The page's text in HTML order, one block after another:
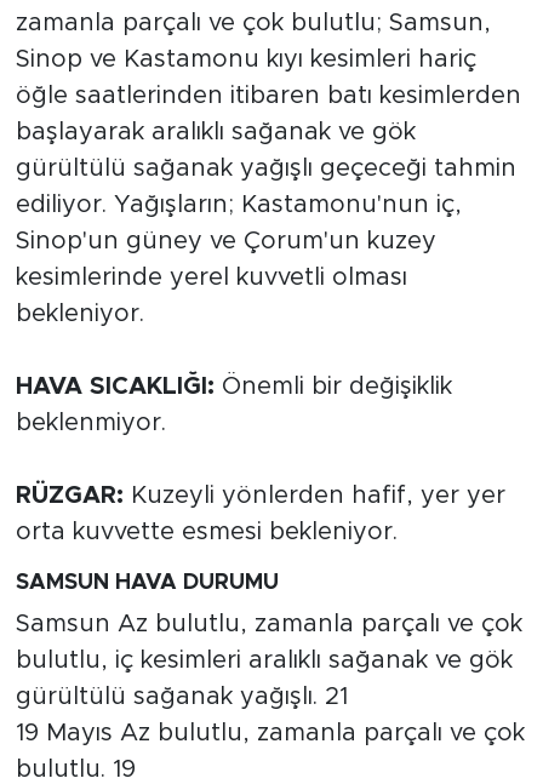
zamanla parçalı ve çok bulutlu; Samsun,
Sinop ve Kastamonu kıyı kesimleri hariç
öğle saatlerinden itibaren batı kesimlerden
başlayarak aralıklı sağanak ve gök
gürültülü sağanak yağışlı geçeceği tahmin
ediliyor. Yağışların; Kastamonu'nun iç,
Sinop'un güney ve Çorum'un kuzey
kesimlerinde yerel kuvvetli olması
bekleniyor.
HAVA SICAKLIĞI: Önemli bir değişiklik
beklenmiyor.
RÜZGAR: Kuzeyli yönlerden hafif, yer yer
orta kuvvette esmesi bekleniyor.
SAMSUN HAVA DURUMU
Samsun Az bulutlu, zamanla parçalı ve çok
bulutlu, iç kesimleri aralıklı sağanak ve gök
gürültülü sağanak yağışlı. 21
19 Mayıs Az bulutlu, zamanla parçalı ve çok
bulutlu. 19